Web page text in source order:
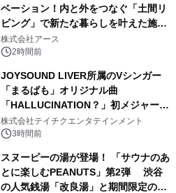
ベーション！内と外をつなぐ「土間リ
ビング」で新たな暮らしを叶えた施工
事例を株式会社アースが公開
株式会社アース
2時間前
JOYSOUND LIVER所属のVシンガー
「まるぱも」オリジナル曲
「HALLUCINATION？」初メジャー配
信リリース決定！
株式会社テイチクエンタテインメント
3時間前
スヌーピーの湯が登場！ 「サウナのあ
とに楽しむPEANUTS」第2弾 渋谷
の人気銭湯「改良湯」と期間限定のコ